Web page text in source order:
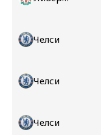
Челси
Челси
Челси